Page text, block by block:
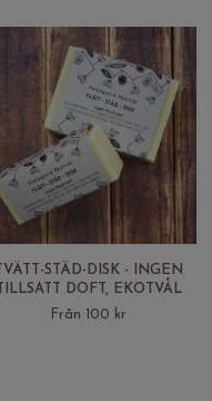
TVÄTT-STÄD-DISK - INGEN
TILLSATT DOFT, EKOTVÅL
Från 100 kr